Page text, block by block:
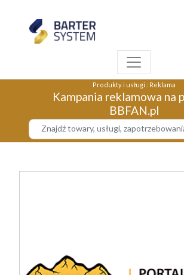
Produkty i usługi : Reklama
Kampania reklamowa na
BBFAN.pl